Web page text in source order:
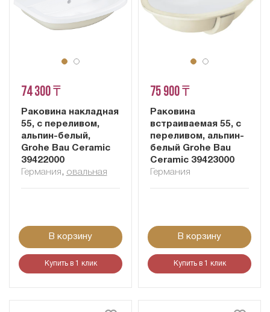
74 300 ₸
Раковина накладная
55, с переливом,
альпин-белый,
Grohe Bau Ceramic
39422000
Германия , овальная
В корзину
Купить в 1 клик
75 900 ₸
Раковина
встраиваемая 55, с
переливом, альпин-
белый Grohe Bau
Ceramic 39423000
Германия
В корзину
Купить в 1 клик